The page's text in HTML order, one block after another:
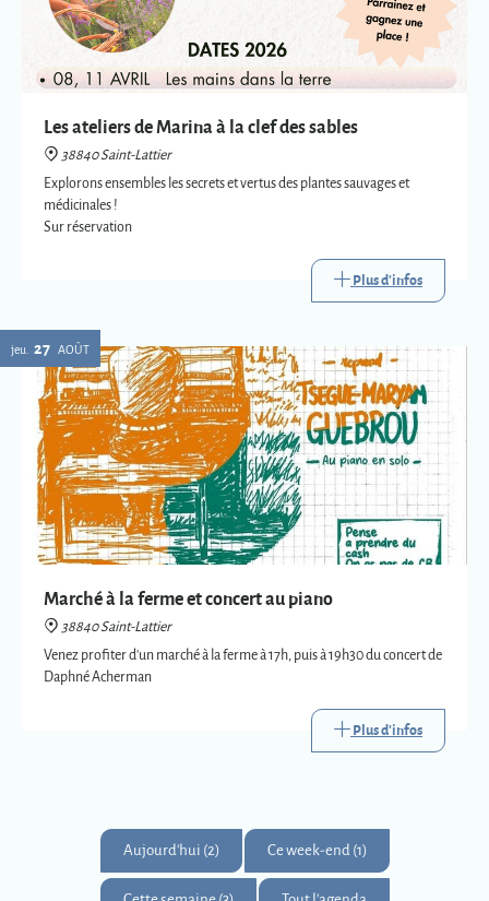
Les ateliers de Marina à la clef des sables
38840 Saint-Lattier
Explorons ensembles les secrets et vertus des plantes sauvages et
médicinales !
Sur réservation
Plus d'infos
jeu. 27 AOÛT
Marché à la ferme et concert au piano
38840 Saint-Lattier
Venez profiter d'un marché à la ferme à 17h, puis à 19h30 du concert de
Daphné Acherman
Plus d'infos
Aujourd'hui (2) Ce week-end (1)